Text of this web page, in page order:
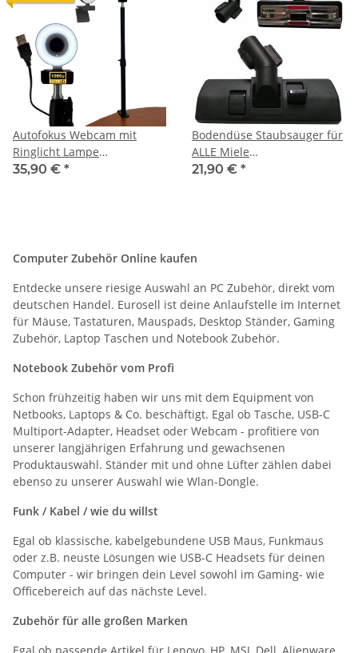
Autofokus Webcam mit
Ringlicht Lampe
Klemmstativ Tischplatte
Hintergrund I für Computer
PC Laptop für Xbox
35,90 € *
Bodendüse Staubsauger für
ALLE Miele
Staubsaugerdüse +
21,90 € *
Computer Zubehör Online kaufen
Entdecke unsere riesige Auswahl an PC Zubehör, direkt vom
deutschen Handel. Eurosell ist deine Anlaufstelle im Internet
für Mäuse, Tastaturen, Mauspads, Desktop Ständer, Gaming
Zubehör, Laptop Taschen und Notebook Zubehör.
Notebook Zubehör vom Profi
Schon frühzeitig haben wir uns mit dem Equipment von
Netbooks, Laptops & Co. beschäftigt. Egal ob Tasche, USB-C
Multiport-Adapter, Headset oder Webcam - profitiere von
unserer langjährigen Erfahrung und gewachsenen
Produktauswahl. Ständer mit und ohne Lüfter zählen dabei
ebenso zu unserer Auswahl wie Wlan-Dongle.
Funk / Kabel / wie du willst
Egal ob klassische, kabelgebundene USB Maus, Funkmaus
oder z.B. neuste Lösungen wie USB-C Headsets für deinen
Computer - wir bringen dein Level sowohl im Gaming- wie
Officebereich auf das nächste Level.
Zubehör für alle großen Marken